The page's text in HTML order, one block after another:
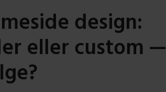
design:
eller custom —